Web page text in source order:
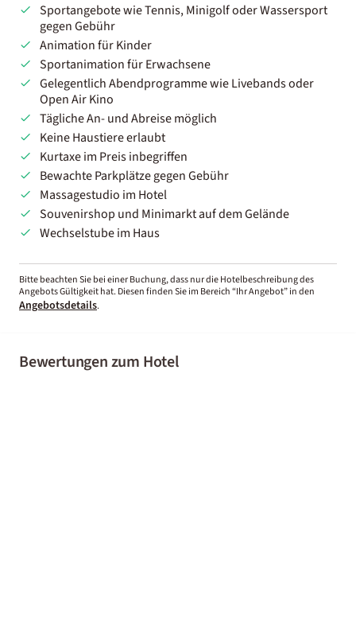
Sportangebote wie Tennis, Minigolf oder Wassersport
gegen Gebühr
Animation für Kinder
Sportanimation für Erwachsene
Gelegentlich Abendprogramme wie Livebands oder
Open Air Kino
Tägliche An- und Abreise möglich
Keine Haustiere erlaubt
Kurtaxe im Preis inbegriffen
Bewachte Parkplätze gegen Gebühr
Massagestudio im Hotel
Souvenirshop und Minimarkt auf dem Gelände
Wechselstube im Haus
Bitte beachten Sie bei einer Buchung, dass nur die Hotelbeschreibung des
Angebots Gültigkeit hat. Diesen finden Sie im Bereich “Ihr Angebot” in den
Angebotsdetails.
Bewertungen zum Hotel